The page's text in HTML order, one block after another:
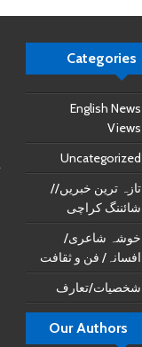
Categories
English News
Views
Uncategorized
تازہ ترین خبریں//
شائننگ کراچی
خوشہ شاعری/
افسانہ/ فن و ثقافت
شخصیات/تعارف
Our Authors